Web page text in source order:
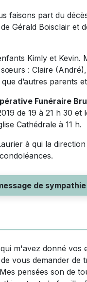
faisons part du
Gérald Boisclair et
Kimly et Kevin.
: Claire
d’autres parents
Funéraire
de 19 à 21 h 30 et
Cathédrale à 11 h.
à qui la
de sympathie
m'avez donné vos
vous demander de
pensées son de